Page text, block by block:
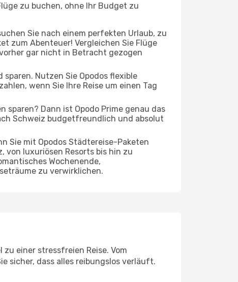
zu buchen, ohne Ihr Budget zu
Sie nach einem perfekten Urlaub, zu
zum Abenteuer! Vergleichen Sie Flüge
gar nicht in Betracht gezogen
Nutzen Sie Opodos flexible
wenn Sie Ihre Reise um einen Tag
sparen? Dann ist Opodo Prime genau das
Schweiz budgetfreundlich und absolut
Sie mit Opodos Städtereise-Paketen
von luxuriösen Resorts bis hin zu
Wochenende,
zu verwirklichen.
einer stressfreien Reise. Vom
sicher, dass alles reibungslos verläuft.